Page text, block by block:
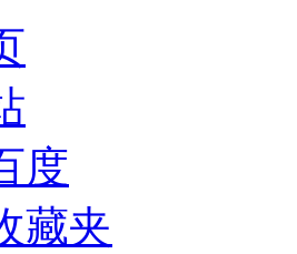
度
藏夹